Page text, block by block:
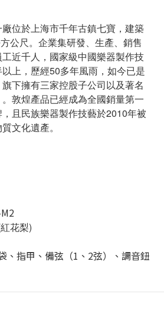
位於上海市千年古鎮七寶，建築
公尺。企業集研發、生產、銷售
近千人，國家級中國樂器製作技
上，歷經50多年風雨，如今已是
下擁有三家控股子公司以及著名
敦煌產品已經成為全國銷量第一
且民族樂器製作技藝於2010年被
文化遺產。
花梨)
、指甲、備弦（1、2弦）、調音鈕